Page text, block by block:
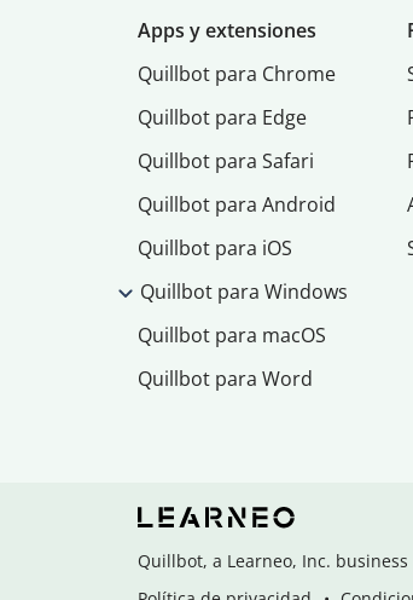
Apps y extensiones
Quillbot para Chrome
Quillbot para Edge
Quillbot para Safari
Quillbot para Android
Quillbot para iOS
Quillbot para Windows
Quillbot para macOS
Quillbot para Word
Quillbot, a Learneo, Inc. business